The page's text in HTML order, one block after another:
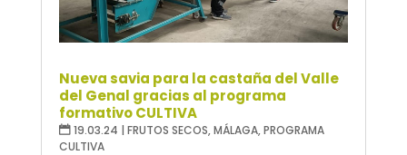
Nueva savia para la castaña del Valle
del Genal gracias al programa
formativo CULTIVA
19.03.24 | FRUTOS SECOS,MÁLAGA,PROGRAMA
CULTIVA